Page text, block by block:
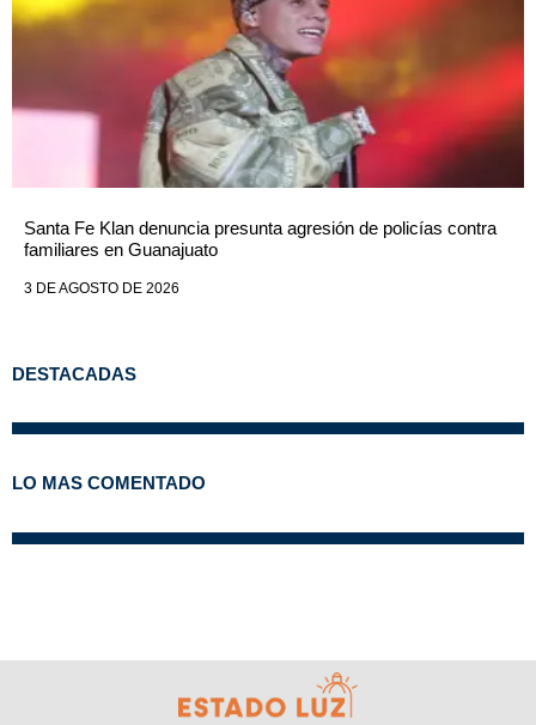
Santa Fe Klan denuncia presunta agresión de policías contra
familiares en Guanajuato
3 DE AGOSTO DE 2026
DESTACADAS
LO MAS COMENTADO